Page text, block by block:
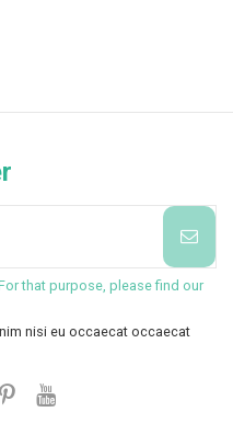
that purpose, please find our
nisi eu occaecat occaecat